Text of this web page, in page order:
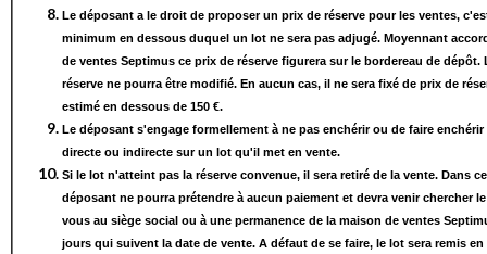
Le déposant a le droit de proposer un prix de réserve pour les ventes,
minimum en dessous duquel un lot ne sera pas adjugé. Moyennant
de ventes Septimus ce prix de réserve figurera sur le bordereau de dépôt.
réserve ne pourra être modifié. En aucun cas, il ne sera fixé de prix de
estimé en dessous de 150 €.
Le déposant s'engage formellement à ne pas enchérir ou de faire enchérir
directe ou indirecte sur un lot qu'il met en vente.
Si le lot n'atteint pas la réserve convenue, il sera retiré de la vente. Dans
déposant ne pourra prétendre à aucun paiement et devra venir chercher
vous au siège social ou à une permanence de la maison de ventes
jours qui suivent la date de vente. A défaut de se faire, le lot sera remis en